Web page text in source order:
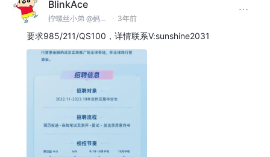
BlinkAce
拧螺丝小弟 @蚂蚁集团 · 3年前
要求985/211/QS100，详情联系V:sunshine2031